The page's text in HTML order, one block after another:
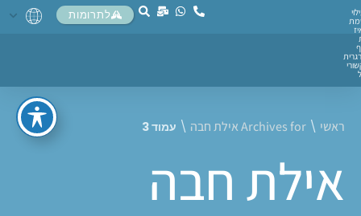
לתרומות
ראשי \ Archives for אילת חבה \ עמוד 3
אילת חבה